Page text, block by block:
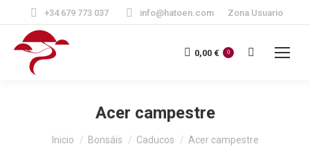
+34 679 773 037 info@hatoen.com Zona Usuario
0,00 € 0 Buscar:
Acer campestre
Inicio Bonsáis Caducos Acer campestre